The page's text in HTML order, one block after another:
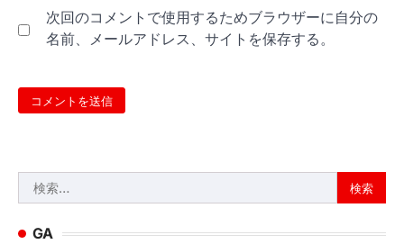
次回のコメントで使用するためブラウザーに自分の
名前、メールアドレス、サイトを保存する。
索:
GA